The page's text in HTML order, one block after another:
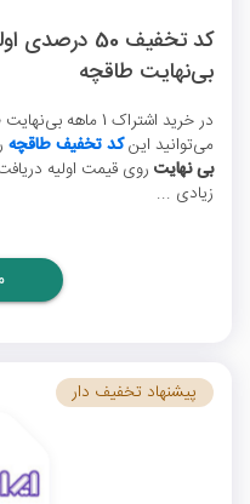
کد تخفیف 50
بی‌نهایت طاقچه
در خرید اشتراک 1
می‌توانید اینکد تخفیف طاقچه
بی نهایت روی قیمت اولیه
زیادی ...
پیشنهاد تخفیف دار